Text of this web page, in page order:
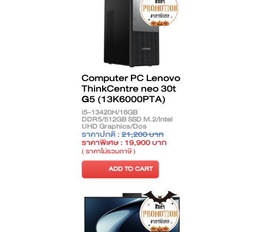
Computer PC Lenovo
ThinkCentre neo 30t
G5 (13K6000PTA)
i5-13420H/16GB
DDR5/512GB SSD M.2/Intel
UHD Graphics/Dos
ราคาปกติ : 21,200 บาท
ราคาพิเศษ : 19,900 บาท
( ราคาไม่รวมภาษี )
ADD TO CART